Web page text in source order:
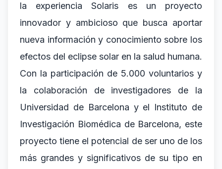
la experiencia Solaris es un proyecto
innovador y ambicioso que busca aportar
nueva información y conocimiento sobre los
efectos del eclipse solar en la salud humana.
Con la participación de 5.000 voluntarios y
la colaboración de investigadores de la
Universidad de Barcelona y el Instituto de
Investigación Biomédica de Barcelona, este
proyecto tiene el potencial de ser uno de los
más grandes y significativos de su tipo en